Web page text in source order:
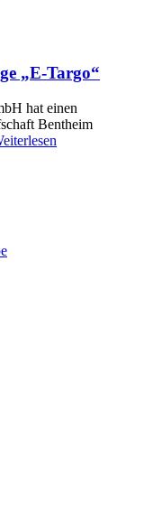
„E-Targo“
hat einen
Bentheim